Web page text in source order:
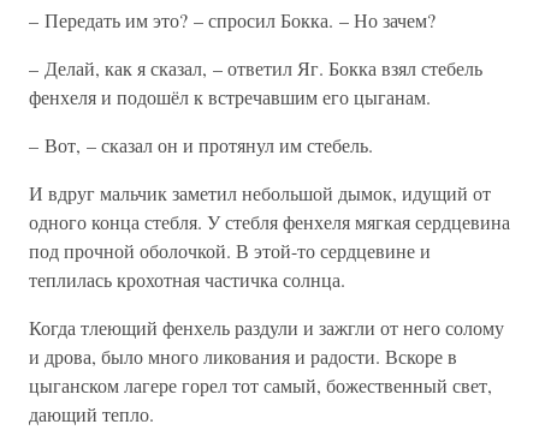
– Передать им это? – спросил Бокка. – Но зачем?
– Делай, как я сказал, – ответил Яг. Бокка взял стебель
фенхеля и подошёл к встречавшим его цыганам.
– Вот, – сказал он и протянул им стебель.
И вдруг мальчик заметил небольшой дымок, идущий от
одного конца стебля. У стебля фенхеля мягкая сердцевина
под прочной оболочкой. В этой-то сердцевине и
теплилась крохотная частичка солнца.
Когда тлеющий фенхель раздули и зажгли от него солому
и дрова, было много ликования и радости. Вскоре в
цыганском лагере горел тот самый, божественный свет,
дающий тепло.